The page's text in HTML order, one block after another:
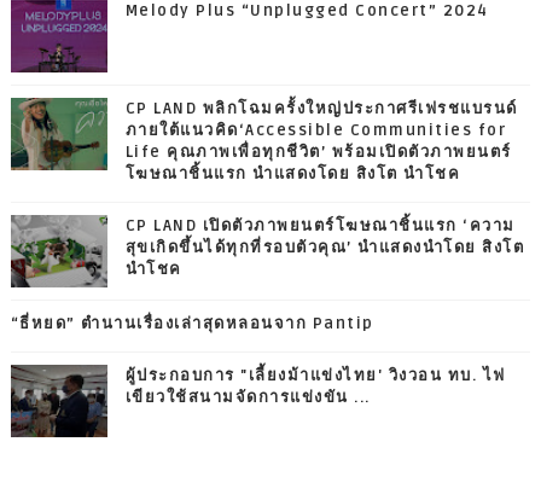
Melody Plus “Unplugged Concert” 2024
CP LAND พลิกโฉมครั้งใหญ่ประกาศรีเฟรชแบรนด์
ภายใต้แนวคิด‘Accessible Communities for
Life คุณภาพเพื่อทุกชีวิต’ พร้อมเปิดตัวภาพยนตร์
โฆษณาชิ้นแรก นำแสดงโดย สิงโต นำโชค
CP LAND เปิดตัวภาพยนตร์โฆษณาชิ้นแรก ‘ความ
สุขเกิดขึ้นได้ทุกที่รอบตัวคุณ’ นำแสดงนำโดย สิงโต
นำโชค
“ธี่หยด” ตำนานเรื่องเล่าสุดหลอนจาก Pantip
ผู้ประกอบการ "เลี้ยงม้าแข่งไทย' วิงวอน ทบ. ไฟ
เขียวใช้สนามจัดการแข่งขัน ...